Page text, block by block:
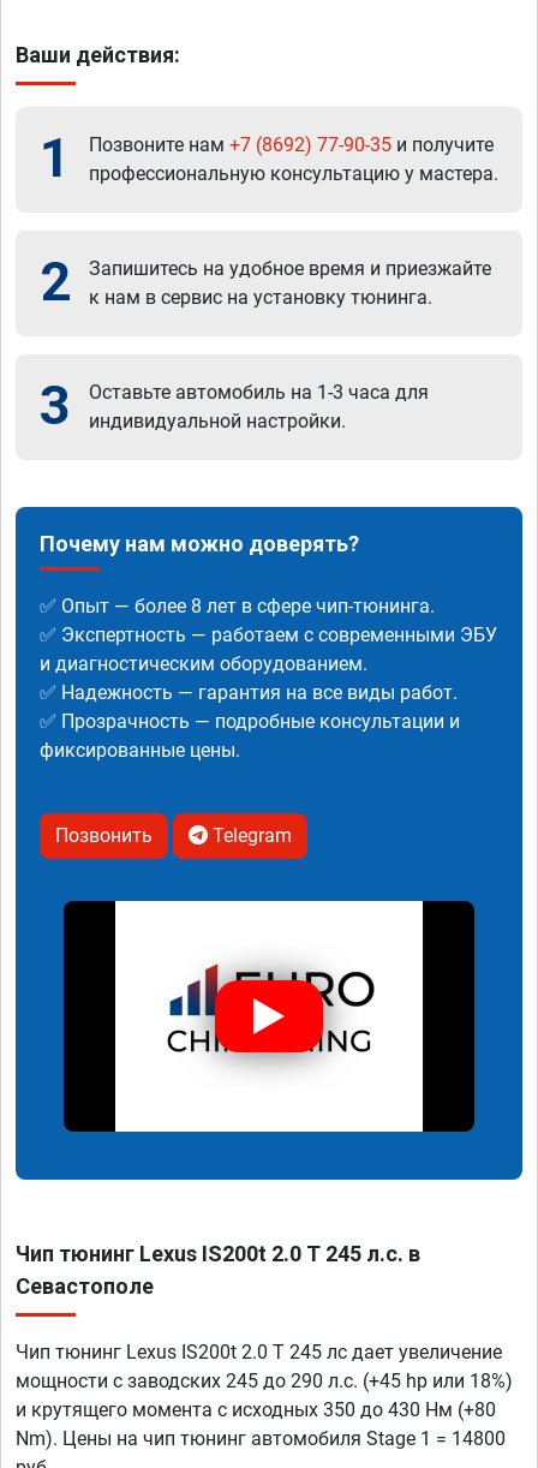
Ваши действия:
1 Позвоните нам +7 (8692) 77-90-35 и получите
профессиональную консультацию у мастера.
2
Запишитесь на удобное время и приезжайте
к нам в сервис на установку тюнинга.
3
Оставьте автомобиль на 1-3 часа для
индивидуальной настройки.
Почему нам можно доверять?
✅ Опыт — более 8 лет в сфере чип-тюнинга.
✅ Экспертность — работаем с современными ЭБУ
и диагностическим оборудованием.
✅ Надежность — гарантия на все виды работ.
✅ Прозрачность — подробные консультации и
фиксированные цены.
Позвонить Telegram
Чип тюнинг Lexus IS200t 2.0 T 245 л.с. в
Севастополе
Чип тюнинг Lexus IS200t 2.0 T 245 лс дает увеличение
мощности с заводских 245 до 290 л.с. (+45 hp или 18%)
и крутящего момента с исходных 350 до 430 Нм (+80
Nm). Цены на чип тюнинг автомобиля Stage 1 = 14800